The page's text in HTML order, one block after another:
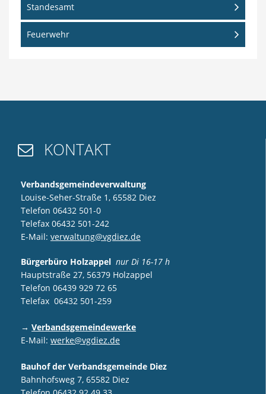
Standesamt
Feuerwehr
 KONTAKT
Verbandsgemeindeverwaltung
Louise-Seher-Straße 1, 65582 Diez
Telefon 06432 501-0
Telefax 06432 501-242
E-Mail: verwaltung@vgdiez.de
Bürgerbüro Holzappel nur Di 16-17 h
Hauptstraße 27, 56379 Holzappel
Telefon 06439 929 72 65
Telefax 06432 501-259
→ Verbandsgemeindewerke
E-Mail: werke@vgdiez.de
Bauhof der Verbandsgemeinde Diez
Bahnhofsweg 7, 65582 Diez